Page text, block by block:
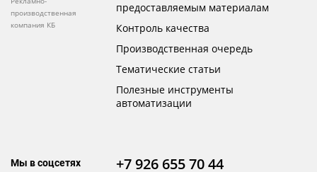
производственная
компания КБ
предоставляемым материалам
Контроль качества
Производственная очередь
Тематические статьи
Полезные инструменты
автоматизации
Мы в соцсетях +7 926 655 70 44